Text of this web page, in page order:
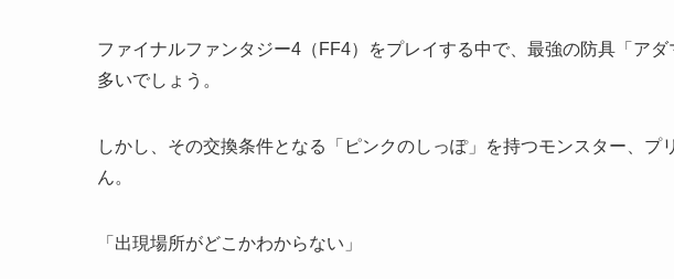
ファイナルファンタジー4（FF4）をプレイする中で、最強の防具「ア
多いでしょう。
しかし、その交換条件となる「ピンクのしっぽ」を持つモンスター、プ
ん。
「出現場所がどこかわからない」